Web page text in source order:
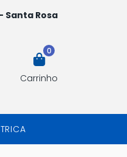
Santa Rosa
0
Carrinho